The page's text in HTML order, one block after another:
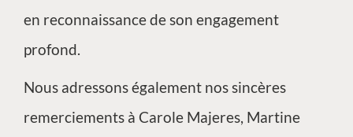
en reconnaissance de son engagement
profond.
Nous adressons également nos sincères
remerciements à Carole Majeres, Martine